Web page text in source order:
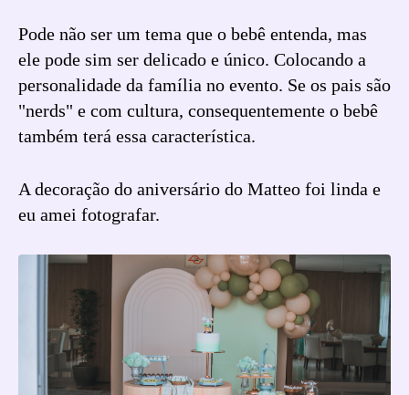
Pode não ser um tema que o bebê entenda, mas
ele pode sim ser delicado e único. Colocando a
personalidade da família no evento. Se os pais são
"nerds" e com cultura, consequentemente o bebê
também terá essa característica.
A decoração do aniversário do Matteo foi linda e
eu amei fotografar.